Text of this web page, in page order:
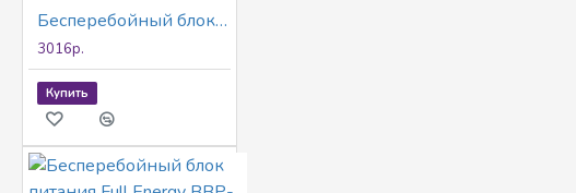
Бесперебойный блок питания Full Energy AT-PSR-1204MB-V4-7
3016р.
Купить